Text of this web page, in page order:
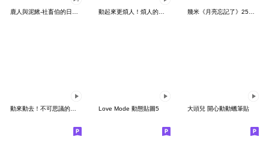
幾米《月亮忘記了》25周年 x 晴天P莉
Love Mode 動態貼圖5 大頭兒 開心動動蠟筆貼